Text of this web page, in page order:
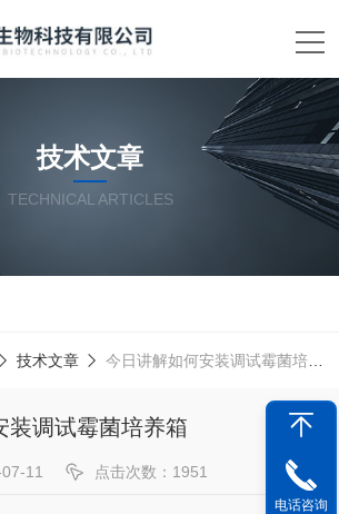
技术文章
TECHNICAL ARTICLES
技术文章 今日讲解如何安装调试霉菌培养箱
装调试霉菌培养箱
11 点击次数：1951
电话咨询